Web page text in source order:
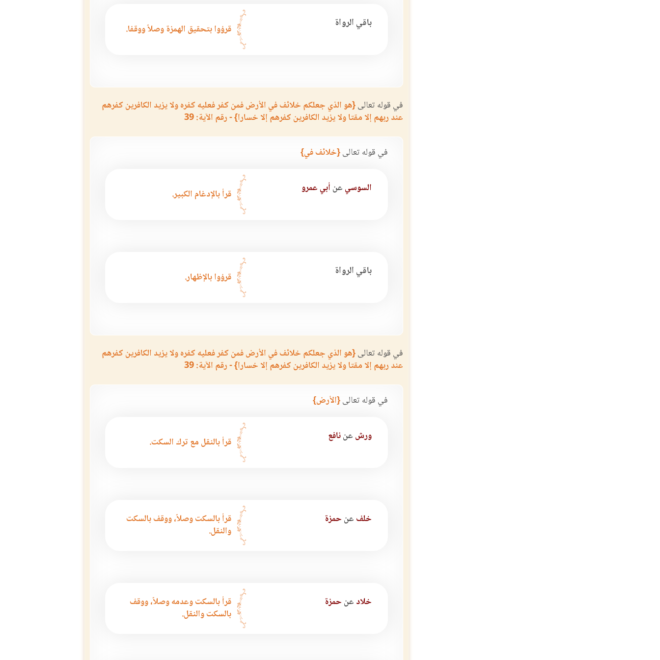
باقي الرواة قرؤوا بتحقيق الهمزة وصلاً ووقفا.
في قوله تعالى{هو الذي جعلكم خلائف في الأرض فمن كفر فعليه كفره ولا يزيد الكافرين كفرهم
عند ربهم إلا مقتا ولا يزيد الكافرين كفرهم إلا خسارا} - رقم الآية: 39
في قوله تعالى{خلائف في}
السوسي عن أبي عمرو قرأ بالإدغام الكبير.
باقي الرواة قرؤوا بالإظهار.
في قوله تعالى{هو الذي جعلكم خلائف في الأرض فمن كفر فعليه كفره ولا يزيد الكافرين كفرهم
عند ربهم إلا مقتا ولا يزيد الكافرين كفرهم إلا خسارا} - رقم الآية: 39
في قوله تعالى{الأرض}
ورش عننافع قرأ بالنقل مع ترك السكت.
خلف عن حمزة
قرأ بالسكت وصلاً، ووقف بالسكت
والنقل.
خلاد عن حمزة
قرأ بالسكت وعدمه وصلاً، ووقف
بالسكت والنقل.